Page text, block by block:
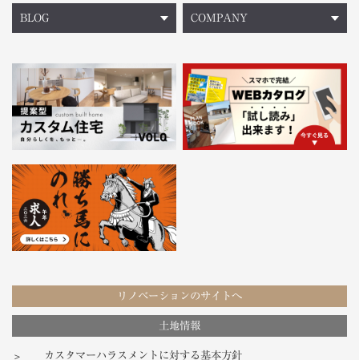
BLOG COMPANY
リノベーションのサイトへ
土地情報
カスタマーハラスメントに対する基本方針